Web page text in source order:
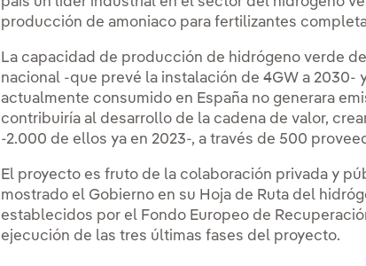
producción de amoniaco para fertilizantes
La capacidad de producción de hidrógeno verde
nacional -que prevé la instalación de 4GW a 2030-
actualmente consumido en España no generara
contribuiría al desarrollo de la cadena de valor,
-2.000 de ellos ya en 2023-, a través de 500
El proyecto es fruto de la colaboración privada y
mostrado el Gobierno en su Hoja de Ruta del
establecidos por el Fondo Europeo de
ejecución de las tres últimas fases del proyecto.